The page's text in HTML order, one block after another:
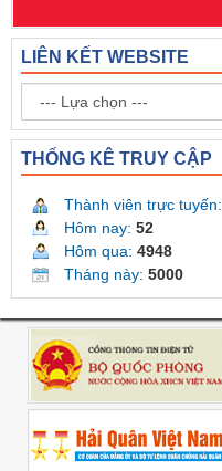
LIÊN KẾT WEBSITE
THỐNG KÊ TRUY CẬP
Thành viên trực tuyến:
Hôm nay: 52
Hôm qua: 4948
Tháng này: 5000